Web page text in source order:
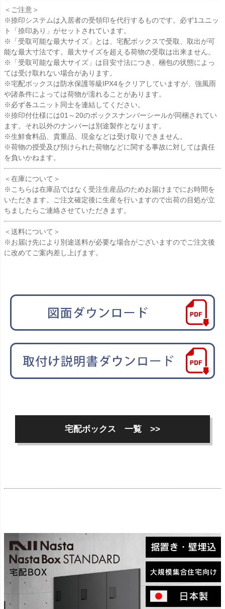
＜ご注意＞
※捺印システムは入居者の受領印を代行するものです。必ず1ユニッ
ト「捺印あり」がセットされています。
※「受取可能な最大サイズ」とは、宅配ボックスで受取、取出が可
能な最大寸法です。最大サイズを超える荷物の受取は出来ません。
※「受取可能な最大サイズ」は目安寸法につき、梱包の状態によっ
ては受け取れない場合があります。
※宅配ボックスは防水保護等級IPX4をクリアしていますが、強風雨
や諸条件によっては荷物が濡れることがあります。
※必ず各ユニット同士を連結してください。
※捺印付仕様には01～20のボックスナンバーシールが同梱されてい
ます。それ以外のナンバーは別途製作となります。
※生鮮食料品、貴重品、現金などは受け取りできません。
※荷物の授受及び預けられた荷物などに関する事故に対しては責任
を負いかねます。
＜在庫について＞
※こちらは在庫品ではなく受注生産品のためお届けまでにお時間を
いただきます。ご注文確定後に生産を行いますので出荷の目処が立
ちましたらご連絡させていただきます。
＜送料について＞
※お届け先により別途送料が必要な場合がございますのでご注文後
に改めてご案内差し上げます。
宅配ボックス 一覧 >>